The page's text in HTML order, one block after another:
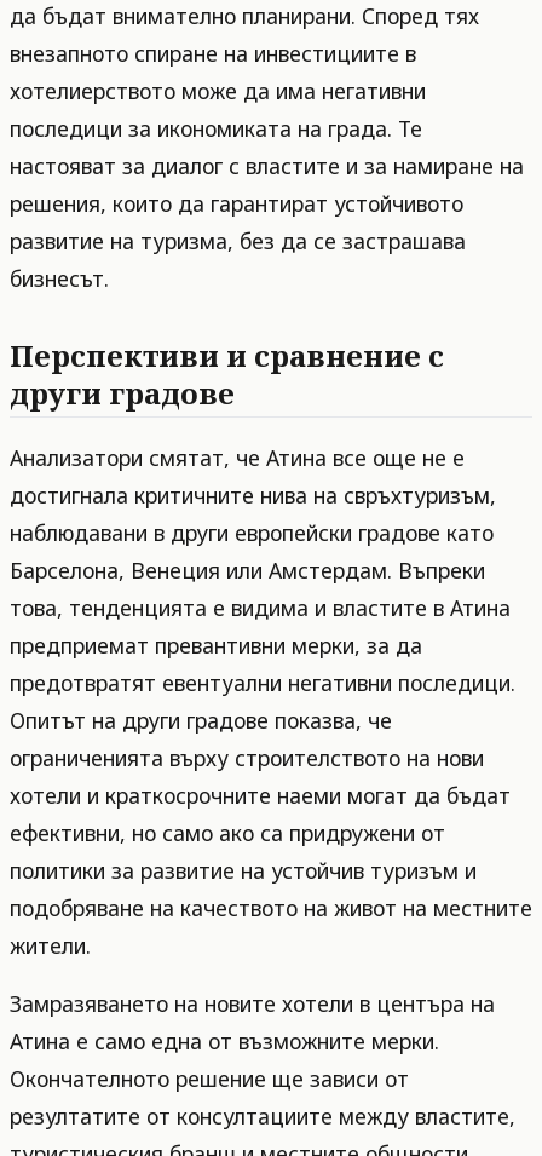
да бъдат внимателно планирани. Според тях
внезапното спиране на инвестициите в
хотелиерството може да има негативни
последици за икономиката на града. Те
настояват за диалог с властите и за намиране на
решения, които да гарантират устойчивото
развитие на туризма, без да се застрашава
бизнесът.
Перспективи и сравнение с
други градове
Анализатори смятат, че Атина все още не е
достигнала критичните нива на свръхтуризъм,
наблюдавани в други европейски градове като
Барселона, Венеция или Амстердам. Въпреки
това, тенденцията е видима и властите в Атина
предприемат превантивни мерки, за да
предотвратят евентуални негативни последици.
Опитът на други градове показва, че
ограниченията върху строителството на нови
хотели и краткосрочните наеми могат да бъдат
ефективни, но само ако са придружени от
политики за развитие на устойчив туризъм и
подобряване на качеството на живот на местните
жители.
Замразяването на новите хотели в центъра на
Атина е само една от възможните мерки.
Окончателното решение ще зависи от
резултатите от консултациите между властите,